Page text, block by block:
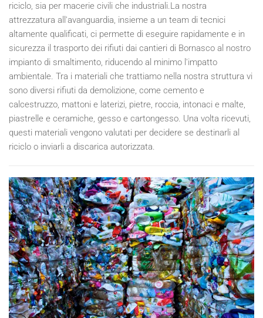
riciclo, sia per macerie civili che industriali.La nostra
attrezzatura all'avanguardia, insieme a un team di tecnici
altamente qualificati, ci permette di eseguire rapidamente e in
sicurezza il trasporto dei rifiuti dai cantieri di Bornasco al nostro
impianto di smaltimento, riducendo al minimo l'impatto
ambientale. Tra i materiali che trattiamo nella nostra struttura vi
sono diversi rifiuti da demolizione, come cemento e
calcestruzzo, mattoni e laterizi, pietre, roccia, intonaci e malte,
piastrelle e ceramiche, gesso e cartongesso. Una volta ricevuti,
questi materiali vengono valutati per decidere se destinarli al
riciclo o inviarli a discarica autorizzata.